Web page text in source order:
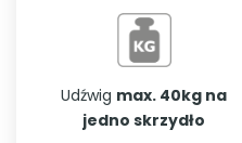
Udźwig max. 40kg na
jedno skrzydło